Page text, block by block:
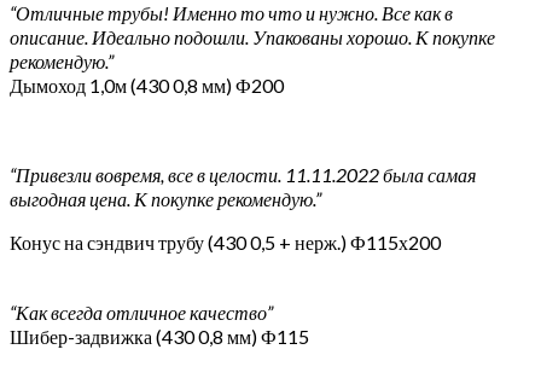
“Отличные трубы! Именно то что и нужно. Все как в
описание. Идеально подошли. Упакованы хорошо. К покупке
рекомендую.”
Дымоход 1,0м (430 0,8 мм) Ф200
“Привезли вовремя, все в целости. 11.11.2022 была самая
выгодная цена. К покупке рекомендую.”
Конус на сэндвич трубу (430 0,5 + нерж.) Ф115х200
“Как всегда отличное качество”
Шибер-задвижка (430 0,8 мм) Ф115